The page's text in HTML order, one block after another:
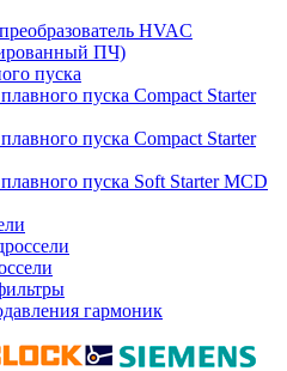
HVAC
ПЧ)
пуска
пуска Compact Starter
пуска Compact Starter
пуска Soft Starter MCD
гармоник